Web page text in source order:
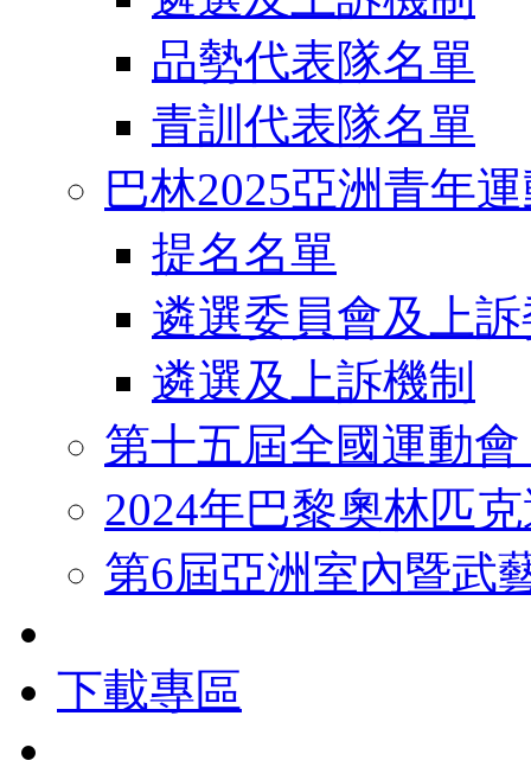
品勢代表隊名單
青訓代表隊名單
巴林2025亞洲青年
提名名單
遴選委員會及上
遴選及上訴機制
第十五屆全國運動
2024年巴黎奧林匹
第6屆亞洲室內暨武
下載專區